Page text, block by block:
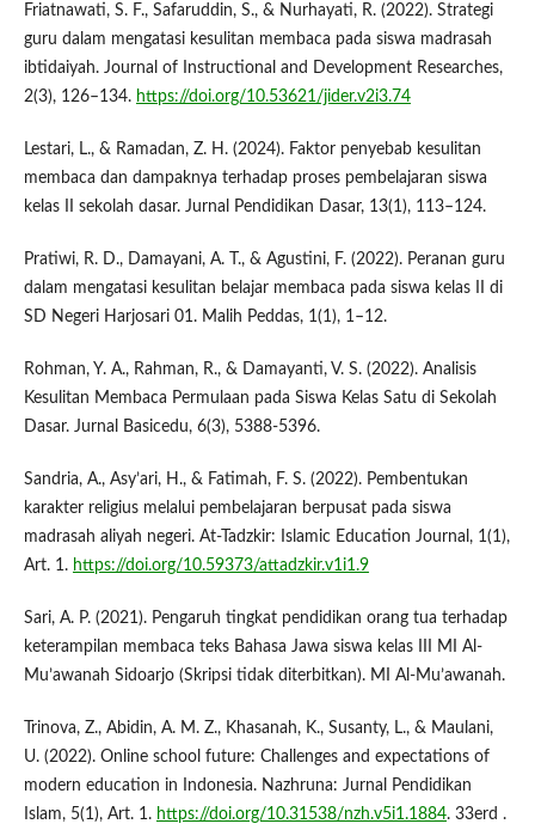
Friatnawati, S. F., Safaruddin, S., & Nurhayati, R. (2022). Strategi
guru dalam mengatasi kesulitan membaca pada siswa madrasah
ibtidaiyah. Journal of Instructional and Development Researches,
2(3), 126–134. https://doi.org/10.53621/jider.v2i3.74
Lestari, L., & Ramadan, Z. H. (2024). Faktor penyebab kesulitan
membaca dan dampaknya terhadap proses pembelajaran siswa
kelas II sekolah dasar. Jurnal Pendidikan Dasar, 13(1), 113–124.
Pratiwi, R. D., Damayani, A. T., & Agustini, F. (2022). Peranan guru
dalam mengatasi kesulitan belajar membaca pada siswa kelas II di
SD Negeri Harjosari 01. Malih Peddas, 1(1), 1–12.
Rohman, Y. A., Rahman, R., & Damayanti, V. S. (2022). Analisis
Kesulitan Membaca Permulaan pada Siswa Kelas Satu di Sekolah
Dasar. Jurnal Basicedu, 6(3), 5388-5396.
Sandria, A., Asy’ari, H., & Fatimah, F. S. (2022). Pembentukan
karakter religius melalui pembelajaran berpusat pada siswa
madrasah aliyah negeri. At-Tadzkir: Islamic Education Journal, 1(1),
Art. 1. https://doi.org/10.59373/attadzkir.v1i1.9
Sari, A. P. (2021). Pengaruh tingkat pendidikan orang tua terhadap
keterampilan membaca teks Bahasa Jawa siswa kelas III MI Al-
Mu’awanah Sidoarjo (Skripsi tidak diterbitkan). MI Al-Mu’awanah.
Trinova, Z., Abidin, A. M. Z., Khasanah, K., Susanty, L., & Maulani,
U. (2022). Online school future: Challenges and expectations of
modern education in Indonesia. Nazhruna: Jurnal Pendidikan
Islam, 5(1), Art. 1. https://doi.org/10.31538/nzh.v5i1.1884. 33erd .